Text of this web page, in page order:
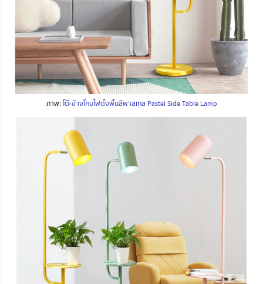
ภาพ:โต๊ะข้างโคมไฟตั้งพื้นสีพาสเทล Pastel Side Table Lamp